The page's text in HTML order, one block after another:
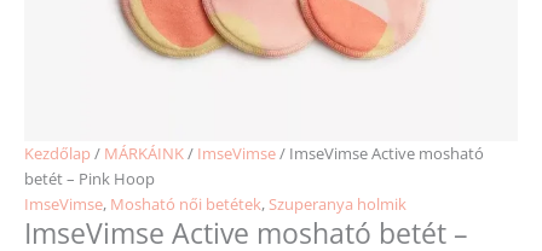
Kezdőlap / MÁRKÁINK/ ImseVimse/ ImseVimse Active mosható
betét – Pink Hoop
ImseVimse, Mosható női betétek, Szuperanya holmik
ImseVimse Active mosható betét –